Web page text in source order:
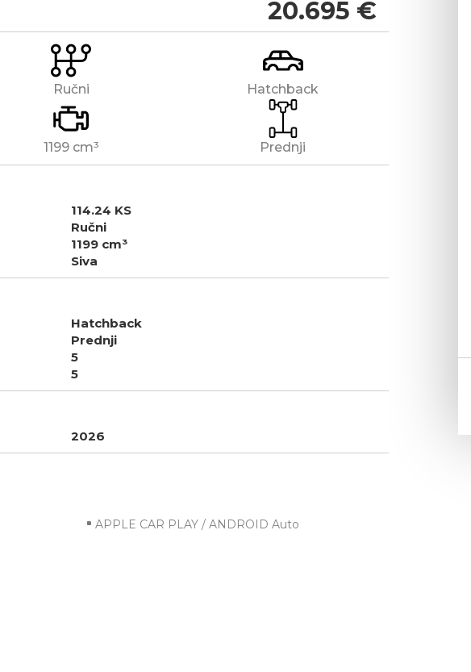
20.695 €
Ručni Hatchback
1199 cm³ Prednji
114.24 KS
Ručni
1199 cm³
Siva
Hatchback
Prednji
5
5
2026
APPLE CAR PLAY / ANDROID Auto